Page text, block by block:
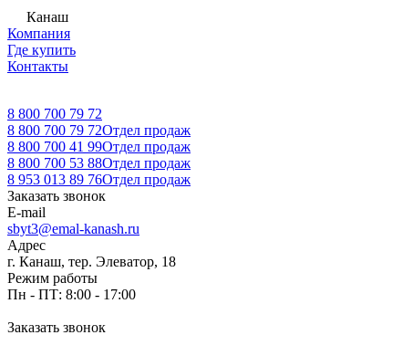
Канаш
Компания
Где купить
Контакты
8 800 700 79 72
8 800 700 79 72Отдел продаж
8 800 700 41 99Отдел продаж
8 800 700 53 88Отдел продаж
8 953 013 89 76Отдел продаж
Заказать звонок
E-mail
sbyt3@emal-kanash.ru
Адрес
г. Канаш, тер. Элеватор, 18
Режим работы
Пн - ПТ: 8:00 - 17:00
Заказать звонок